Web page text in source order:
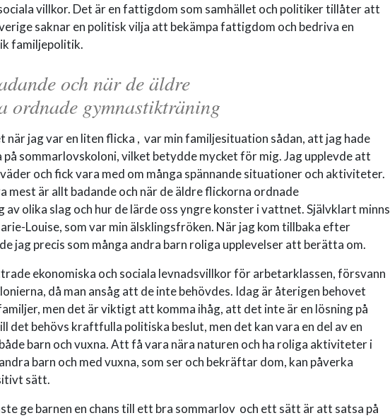
villkor. Det är en fattigdom som samhället och politiker tillåter att
saknar en politisk vilja att bekämpa fattigdom och bedriva en
familjepolitik.
och när de äldre
ordnade gymnastikträning
när jag var en liten flicka , var min familjesituation sådan, att jag hade
på sommarlovskoloni, vilket betydde mycket för mig. Jag upplevde att
och fick vara med om många spännande situationer och aktiviteter.
mest är allt badande och när de äldre flickorna ordnade
olika slag och hur de lärde oss yngre konster i vattnet. Självklart minns
Louise, som var min älsklingsfröken. När jag kom tillbaka efter
jag precis som många andra barn roliga upplevelser att berätta om.
ekonomiska och sociala levnadsvillkor för arbetarklassen, försvann
då man ansåg att de inte behövdes. Idag är återigen behovet
men det är viktigt att komma ihåg, att det inte är en lösning på
det behövs kraftfulla politiska beslut, men det kan vara en del av en
barn och vuxna. Att få vara nära naturen och ha roliga aktiviteter i
barn och med vuxna, som ser och bekräftar dom, kan påverka
sätt.
ge barnen en chans till ett bra sommarlov och ett sätt är att satsa på